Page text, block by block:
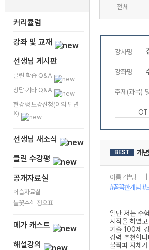
커리큘럼
강좌 및 교재
선생님 게시판
클린 학습 Q&A
상담·기타 Q&A
현강생 보강신청(이외 답변
X)
선생님 새소식
클린 수강평
공개자료실
학습자료실
불꽃수학 정오표
메가 캐스트
해설강의
전체